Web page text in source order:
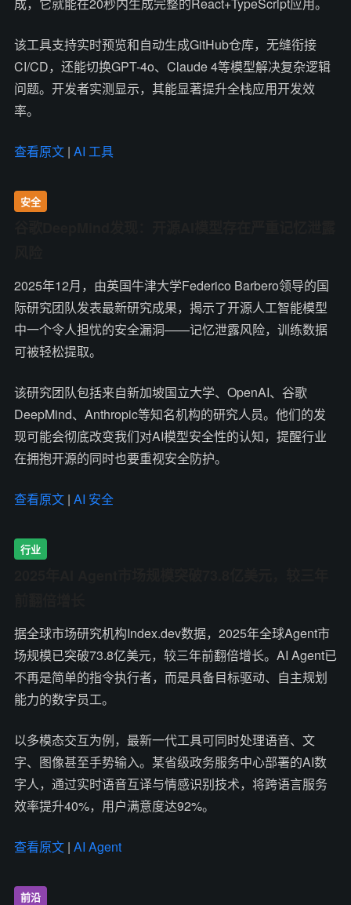
该工具支持实时预览和自动生成GitHub仓库，无缝衔接
CI/CD，还能切换GPT-4o、Claude 4等模型解决复杂逻辑
问题。开发者实测显示，其能显著提升全栈应用开发效
率。
查看原文 | AI 工具
安全
2025年12月，由英国牛津大学Federico Barbero领导的国
际研究团队发表最新研究成果，揭示了开源人工智能模型
中一个令人担忧的安全漏洞——记忆泄露风险，训练数据
可被轻松提取。
该研究团队包括来自新加坡国立大学、OpenAI、谷歌
DeepMind、Anthropic等知名机构的研究人员。他们的发
现可能会彻底改变我们对AI模型安全性的认知，提醒行业
在拥抱开源的同时也要重视安全防护。
查看原文 | AI 安全
行业
据全球市场研究机构Index.dev数据，2025年全球Agent市
场规模已突破73.8亿美元，较三年前翻倍增长。AI Agent已
不再是简单的指令执行者，而是具备目标驱动、自主规划
能力的数字员工。
以多模态交互为例，最新一代工具可同时处理语音、文
字、图像甚至手势输入。某省级政务服务中心部署的AI数
字人，通过实时语音互译与情感识别技术，将跨语言服务
效率提升40%，用户满意度达92%。
查看原文 | AI Agent
前沿